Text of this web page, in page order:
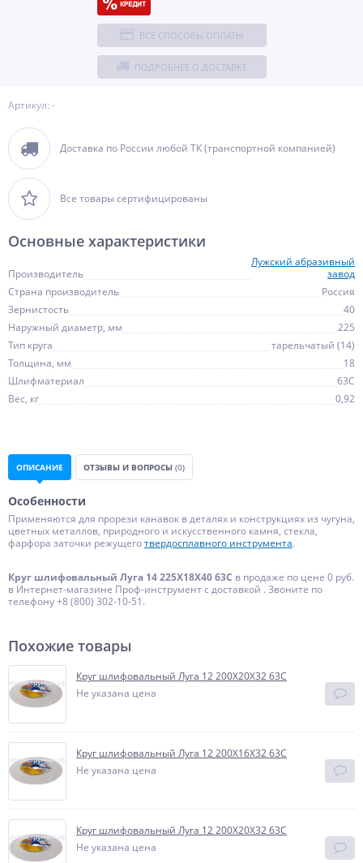
Артикул: -
Доставка по России любой ТК (транспортной компанией)
Все товары сертифицированы
ВСЕ СПОСОБЫ ОПЛАТЫ
ПОДРОБНЕЕ О ДОСТАВКЕ
Основные характеристики
Производитель
Лужский абразивный
завод
Страна производитель
Россия
Зернистость
40
Наружный диаметр, мм
225
Тип круга
тарельчатый (14)
Толщина, мм
18
Шлифматериал
63С
Вес, кг
0,92
ОПИСАНИЕ ОТЗЫВЫ И ВОПРОСЫ (0)
Особенности
Применяются для прорези канавок в деталях и конструкциях из чугуна,
цветных металлов, природного и искусственного камня, стекла,
фарфора заточки режущеготвердосплавного инструмента.
Круг шлифовальный Луга 14 225Х18Х40 63С в продаже по цене 0 руб.
в Интернет-магазине Проф-инструмент с доставкой . Звоните по
телефону +8 (800) 302-10-51.
Похожие товары
Круг шлифовальный Луга 12 200Х20Х32 63С
Не указана цена
Круг шлифовальный Луга 12 200Х16Х32 63С
Не указана цена
Круг шлифовальный Луга 12 200Х20Х32 63С
Не указана цена